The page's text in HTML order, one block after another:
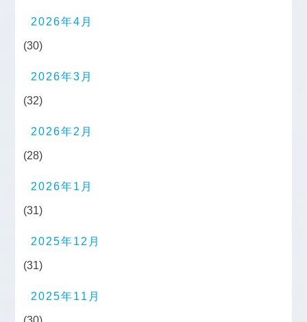
2026年4月
(30)
2026年3月
(32)
2026年2月
(28)
2026年1月
(31)
2025年12月
(31)
2025年11月